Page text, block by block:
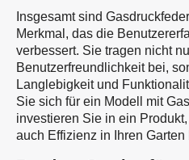
Insgesamt sind
Merkmal, das die
verbessert. Sie tragen nicht
Benutzerfreundlichkeit bei,
Langlebigkeit und
Sie sich für ein Modell mit
investieren Sie in ein
auch Effizienz in Ihren Garten